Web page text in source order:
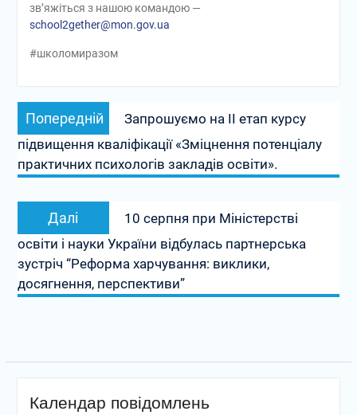
зв’яжіться з нашою командою —
school2gether@mon.gov.ua
#школомиразом
Навігація
записів
Попередній
запис:
Запрошуємо на ІІ етап курсу
підвищення кваліфікації «Зміцнення потенціалу
практичних психологів закладів освіти».
Далі
запис:
10 серпня при Міністерстві
освіти і науки України відбулась партнерська
зустріч “Реформа харчування: виклики,
досягнення, перспективи”
Календар повідомлень